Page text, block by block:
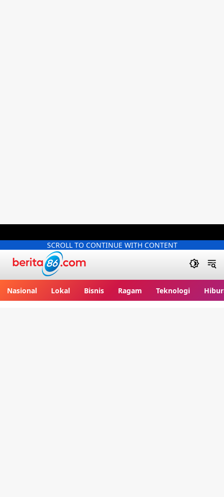
SCROLL TO CONTINUE WITH CONTENT
Nasional Lokal Bisnis Ragam Teknologi